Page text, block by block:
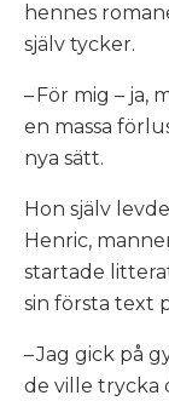
hennes
själv tycker.
– För mig – ja,
en massa
nya sätt.
Hon själv
Henric,
startade
sin första text
– Jag gick på
de ville trycka